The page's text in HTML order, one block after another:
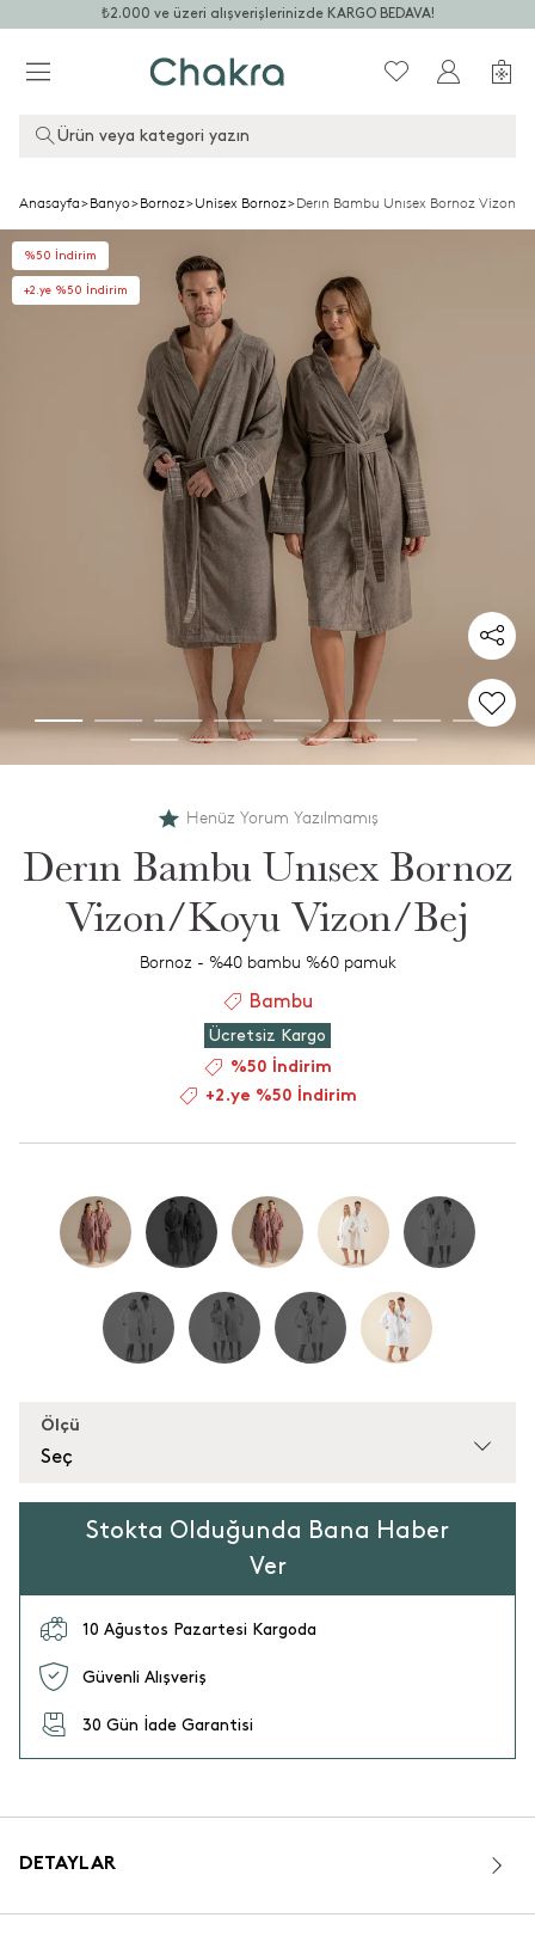
₺2.000 ve üzeri alışverişlerinizde KARGO BEDAVA!
Ürün veya kategori yazın
Anasayfa>Banyo>Bornoz>Unisex Bornoz>Derın Bambu Unısex Bornoz Vizon/
%50 İndirim
+2.ye %50 İndirim
Henüz Yorum Yazılmamış
Derın Bambu Unısex Bornoz
Vizon/Koyu Vizon/Bej
Bornoz - %40 bambu %60 pamuk
Bambu
Ücretsiz Kargo
%50 İndirim
+2.ye %50 İndirim
Ölçü
Seç
Stokta Olduğunda Bana Haber
Ver
10 Ağustos Pazartesi Kargoda
Güvenli Alışveriş
30 Gün İade Garantisi
DETAYLAR